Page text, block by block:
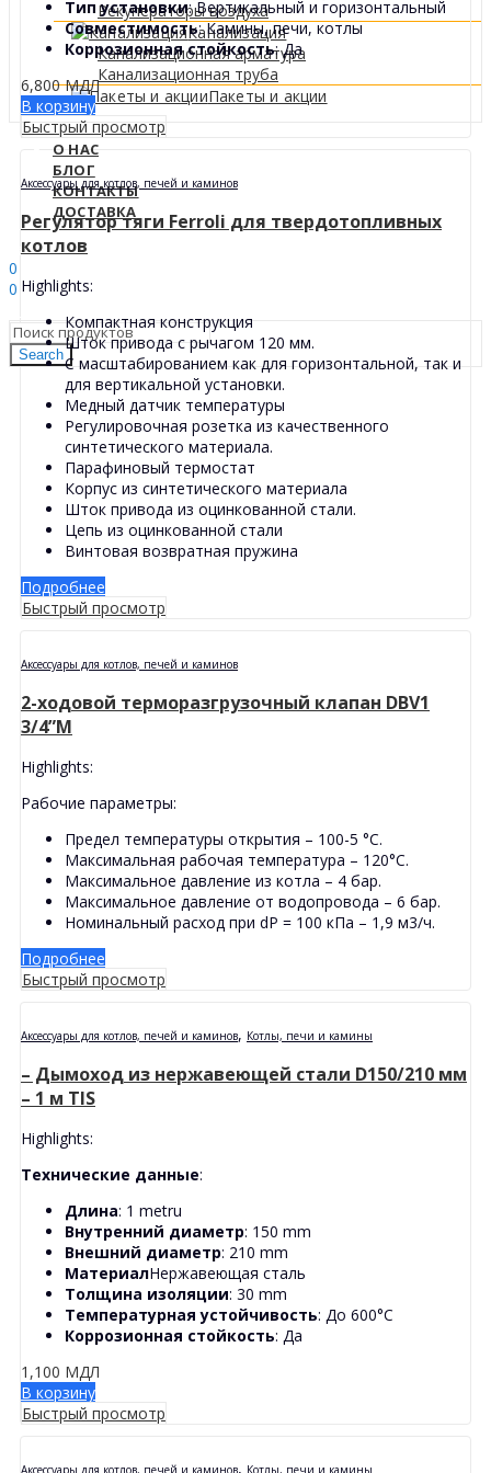
Рекуператоры воздуха
Канализация
Канализационная арматура
Канализационная труба
Пакеты и акции
О НАС
БЛОГ
КОНТАКТЫ
ДОСТАВКА
Hello, Sign In
0
0
Search
Тип установки: Вертикальный и горизонтальный
Совместимость: Камины, печи, котлы
Коррозионная стойкость: Да
6,800МДЛ
В корзину
Быстрый просмотр
Аксессуары для котлов, печей и каминов
Регулятор тяги Ferroli для твердотопливных
котлов
Highlights:
Компактная конструкция
Шток привода с рычагом 120 мм.
С масштабированием как для горизонтальной, так и
для вертикальной установки.
Медный датчик температуры
Регулировочная розетка из качественного
синтетического материала.
Парафиновый термостат
Корпус из синтетического материала
Шток привода из оцинкованной стали.
Цепь из оцинкованной стали
Винтовая возвратная пружина
Подробнее
Быстрый просмотр
Аксессуары для котлов, печей и каминов
2-ходовой терморазгрузочный клапан DBV1
3/4”M
Highlights:
Рабочие параметры:
Предел температуры открытия – 100-5 °С.
Максимальная рабочая температура – ​​120°С.
Максимальное давление из котла – 4 бар.
Максимальное давление от водопровода – 6 бар.
Номинальный расход при dP = 100 кПа – 1,9 м3/ч.
Подробнее
Быстрый просмотр
Аксессуары для котлов, печей и каминов, Котлы, печи и камины
– Дымоход из нержавеющей стали D150/210 мм
– 1 м TIS
Highlights:
Технические данные:
Длина: 1 metru
Внутренний диаметр: 150 mm
Внешний диаметр: 210 mm
МатериалНержавеющая сталь
Толщина изоляции: 30 mm
Температурная устойчивость: До 600°C
Коррозионная стойкость: Да
1,100 МДЛ
В корзину
Быстрый просмотр
Аксессуары для котлов, печей и каминов, Котлы, печи и камины